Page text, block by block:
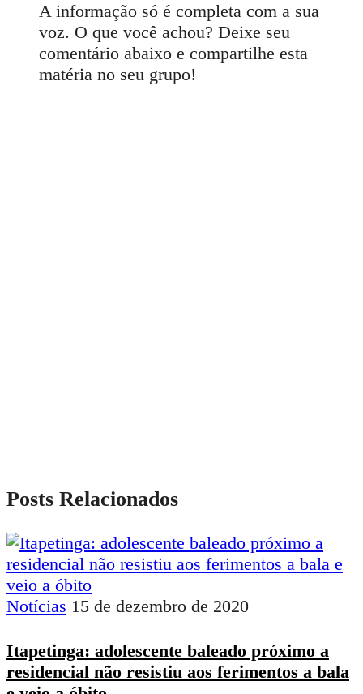
A informação só é completa com a sua
voz. O que você achou? Deixe seu
comentário abaixo e compartilhe esta
matéria no seu grupo!
Posts Relacionados
Notícias 15 de dezembro de 2020
Itapetinga: adolescente baleado próximo a
residencial não resistiu aos ferimentos a bala